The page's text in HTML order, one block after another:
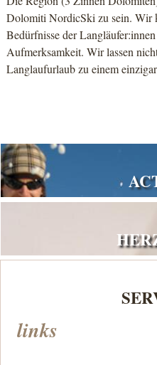
Dolomiti NordicSki zu sein. Wir
Bedürfnisse der
Aufmerksamkeit. Wir lassen
Langlaufurlaub zu einem
links